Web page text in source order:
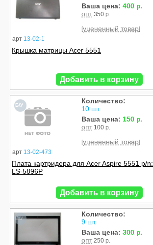
арт 13-02-1
Ваша цена: 400 р.
опт 350 р.
[уцененный товар]
Крышка матрицы Acer 5551
Добавить в корзину
Б/У
арт 13-02-473
Количество:
10 шт.
Ваша цена: 150 р.
опт 100 р.
[уцененный товар]
Плата картридера для Acer Aspire 5551 p/n:
LS-5896P
Добавить в корзину
Б/У
Количество:
9 шт.
Ваша цена: 300 р.
опт 250 р.